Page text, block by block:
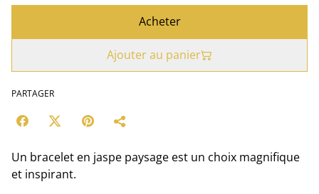
Acheter
Ajouter au panier
PARTAGER
Un bracelet en jaspe paysage est un choix magnifique
et inspirant.